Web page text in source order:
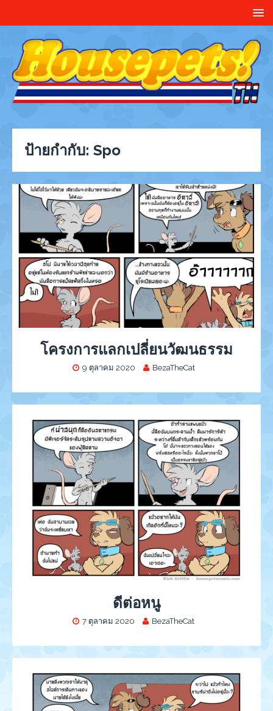
ป้ายกำกับ: Spo
โครงการแลกเปลี่ยนวัฒนธรรม
9 ตุลาคม 2020 BezaTheCat
ดีต่อหนู
7 ตุลาคม 2020 BezaTheCat